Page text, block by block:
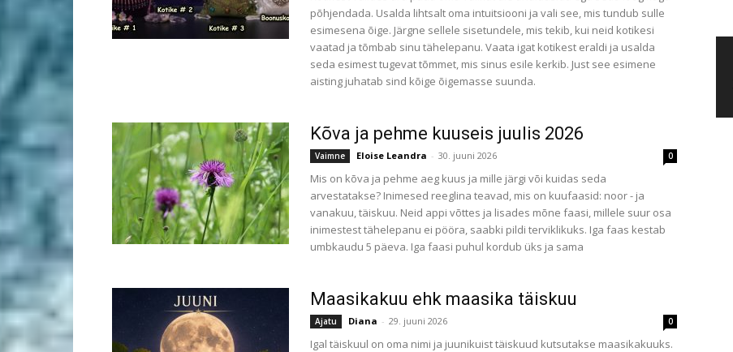
põhjendada. Usalda lihtsalt oma intuitsiooni ja vali see, mis tundub sulle
esimesena õige. Järgne sellele sisetundele, mis tekib, kui neid kotikesi
vaatad ja tõmbab sinu tähelepanu. Vaata igat kotikest eraldi ja usalda
seda esimest tugevat tõmmet, mis sinus esile kerkib. Just see esimene
aisting juhatab sind kõige õigemasse suunda.
Kõva ja pehme kuuseis juulis 2026
Vaimne Eloise Leandra - 30. juuni 2026 0
Mis on kõva ja pehme aeg kuus ja mille järgi või kuidas seda
arvestatakse? Inimesed reeglina teavad, mis on kuufaasid: noor - ja
vanakuu, täiskuu. Neid appi võttes ja lisades mõne faasi, millele suur osa
inimestest tähelepanu ei pööra, saabki pildi terviklikuks. Iga faas kestab
umbkaudu 5 päeva. Iga faasi puhul kordub üks ja sama
Maasikakuu ehk maasika täiskuu
Ajatu Diana - 29. juuni 2026 0
Igal täiskuul on oma nimi ja juunikuist täiskuud kutsutakse maasikakuuks.